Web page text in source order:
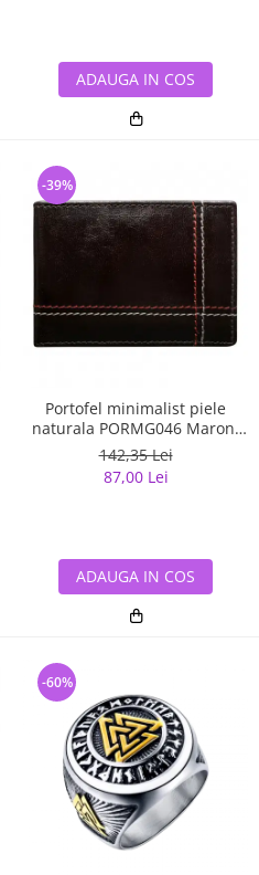
ADAUGA IN COS
Portofel minimalist piele
naturala PORMG046 Maron,
cu portcard detasabil
142,35 Lei
87,00 Lei
-39%
ADAUGA IN COS
-60%